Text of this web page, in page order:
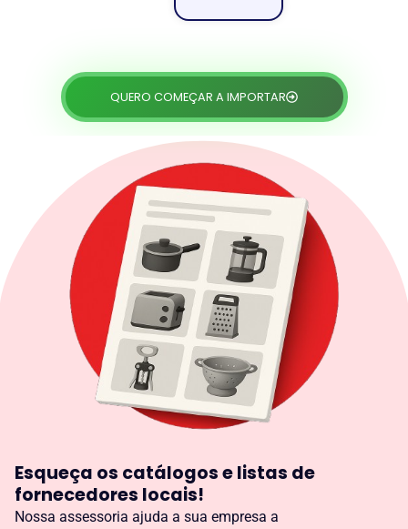
QUERO COMEÇAR A IMPORTAR
Esqueça os catálogos e listas de
fornecedores locais!
Nossa assessoria ajuda a sua empresa a